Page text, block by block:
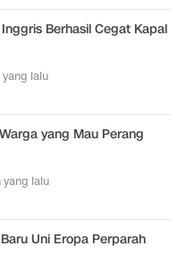
Berhasil Cegat Kapal
yang lalu
yang Mau Perang
yang lalu
Uni Eropa Perparah